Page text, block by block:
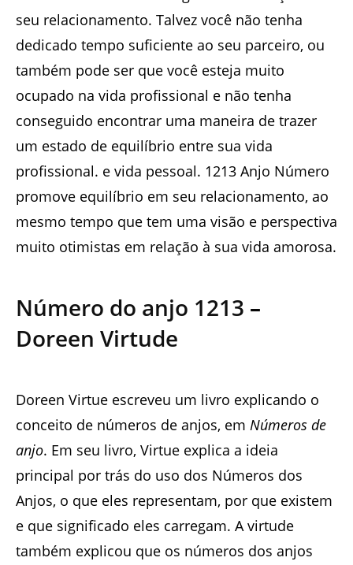
seu relacionamento. Talvez você não tenha
dedicado tempo suficiente ao seu parceiro, ou
também pode ser que você esteja muito
ocupado na vida profissional e não tenha
conseguido encontrar uma maneira de trazer
um estado de equilíbrio entre sua vida
profissional. e vida pessoal. 1213 Anjo Número
promove equilíbrio em seu relacionamento, ao
mesmo tempo que tem uma visão e perspectiva
muito otimistas em relação à sua vida amorosa.
Número do anjo 1213 –
Doreen Virtude
Doreen Virtue escreveu um livro explicando o
conceito de números de anjos, em Números de
anjo. Em seu livro, Virtue explica a ideia
principal por trás do uso dos Números dos
Anjos, o que eles representam, por que existem
e que significado eles carregam. A virtude
também explicou que os números dos anjos